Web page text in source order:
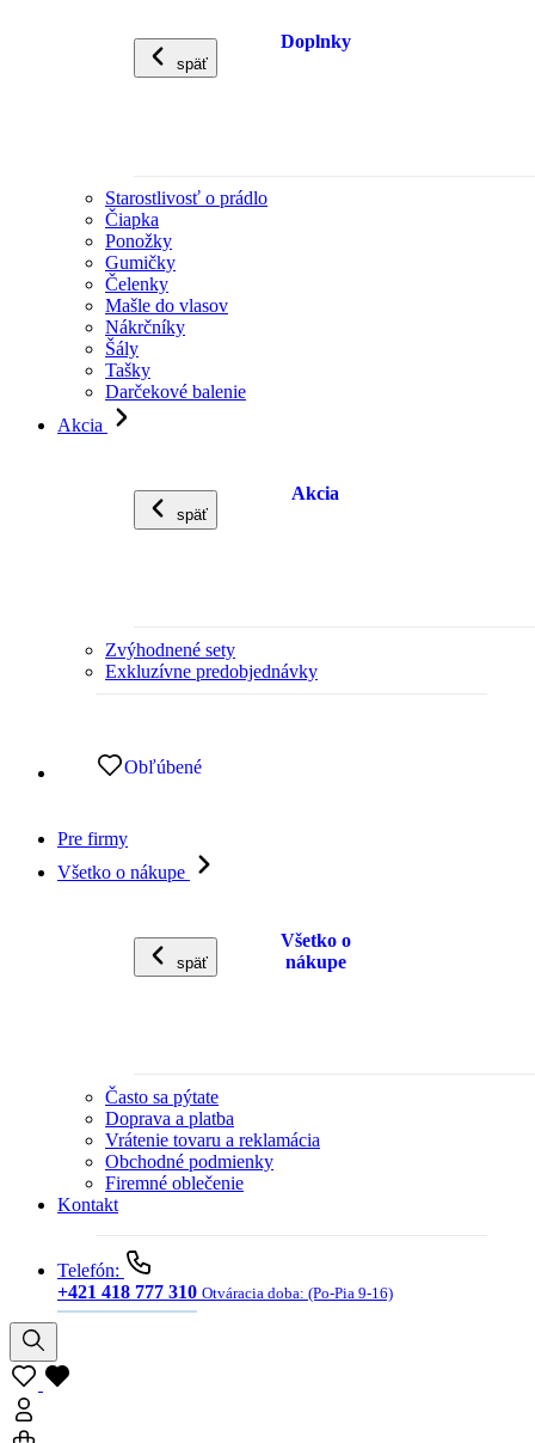
späť
Doplnky
Starostlivosť o prádlo
Čiapka
Ponožky
Gumičky
Čelenky
Mašle do vlasov
Nákrčníky
Šály
Tašky
Darčekové balenie
Akcia
späť
Akcia
Zvýhodnené sety
Exkluzívne predobjednávky
Obľúbené
Pre firmy
Všetko o nákupe
späť
Všetko o
nákupe
Často sa pýtate
Doprava a platba
Vrátenie tovaru a reklamácia
Obchodné podmienky
Firemné oblečenie
Kontakt
Telefón:
+421 418 777 310 Otváracia doba: (Po-Pia 9-16)